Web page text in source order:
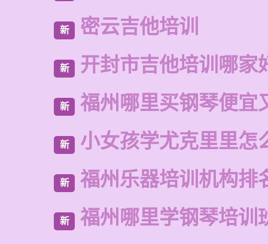
新 密云吉他培训
新 开封市吉他培训哪家
新 福州哪里买钢琴便宜
新 小女孩学尤克里里怎
新 福州乐器培训机构排
新 福州哪里学钢琴培训